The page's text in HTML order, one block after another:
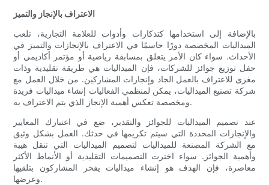
الاعتراف بالإنجاز والتميز
بالإضافة إلى استخدامها كتذكارات وأدوات للعلامة التجارية، تلعب
الميداليات المخصصة دورًا حاسمًا في الاعتراف بالإنجازات والتميز في
الأحداث. سواء كان الأمر يتعلق بمسابقة رياضية أو مؤتمر أكاديمي أو
حفل توزيع جوائز للشركات، فإن الميداليات هي طريقة تقليدية وذات
مغزى للاعتراف بالعمل الجاد وإنجازات المشاركين. من خلال العمل مع
شركة تصنيع الميداليات، يمكن لمنظمي الفعاليات إنشاء ميداليات فريدة
ومخصصة تعكس أهمية الإنجاز الذي يتم الاعتراف به.
عند تصميم الميداليات للجوائز والتقدير، ضع في اعتبارك المعايير
والإنجازات المحددة التي سيتم تكريمها في حدثك. العمل بشكل وثيق
مع الشركة المصنعة للميداليات لتصميم الميداليات التي تنقل هيبة
وأهمية الجوائز. سواء اخترت التصميمات التقليدية أو الأنماط الأكثر
معاصرة، فإن الهدف هو إنشاء ميداليات يفخر المشاركون بتلقيها
وعرضها.